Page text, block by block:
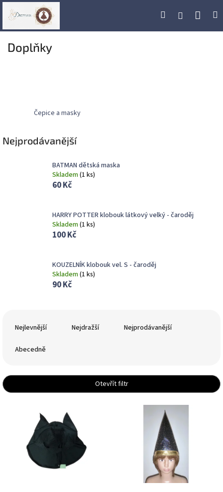
Přejít
Hledat Přihlášení
Doplňky
Čepice a masky
Nejprodávanější
BATMAN dětská maska
Skladem(1 ks)
60 Kč
HARRY POTTER klobouk látkový velký - čaroděj
Skladem(1 ks)
100 Kč
KOUZELNÍK klobouk vel. S - čaroděj
Skladem(1 ks)
90 Kč
p
r
Nejlevnější Nejdražší Nejprodávanější
Abecedně
Otevřít filtr